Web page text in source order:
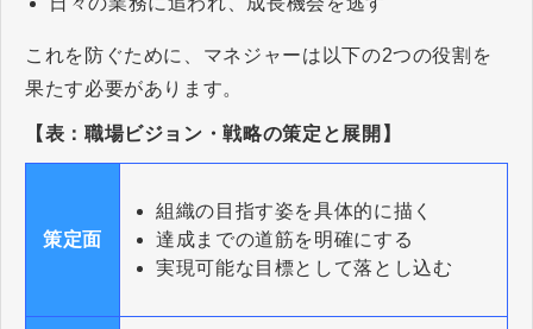
これを防ぐために、マネジャーは以下の2つの役割を
果たす必要があります。
【表：職場ビジョン・戦略の策定と展開】
策定面
組織の目指す姿を具体的に描く
達成までの道筋を明確にする
実現可能な目標として落とし込む